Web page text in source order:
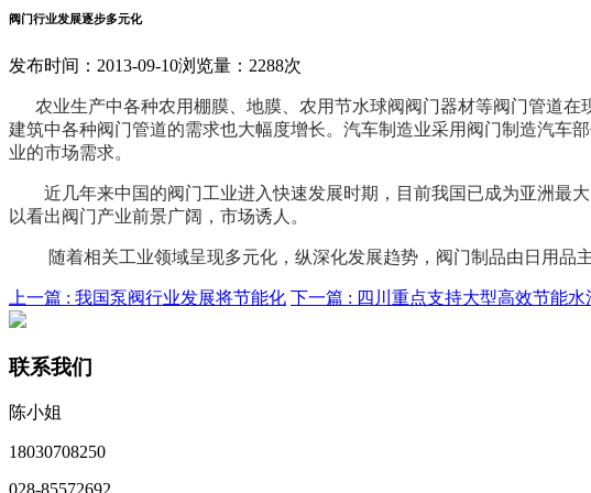
阀门行业发展逐步多元化
发布时间：2013-09-10浏览量：2288次
农业生产中各种农用棚膜、地膜、农用节水球阀阀门器材等阀门管道在
建筑中各种阀门管道的需求也大幅度增长。汽车制造业采用阀门制造汽车
业的市场需求。
近几年来中国的阀门工业进入快速发展时期，目前我国已成为亚洲最大
以看出阀门产业前景广阔，市场诱人。
随着相关工业领域呈现多元化，纵深化发展趋势，阀门制品由日用品主
上一篇 : 我国泵阀行业发展将节能化 下一篇 : 四川重点支持大型高效节能
联系我们
陈小姐
18030708250